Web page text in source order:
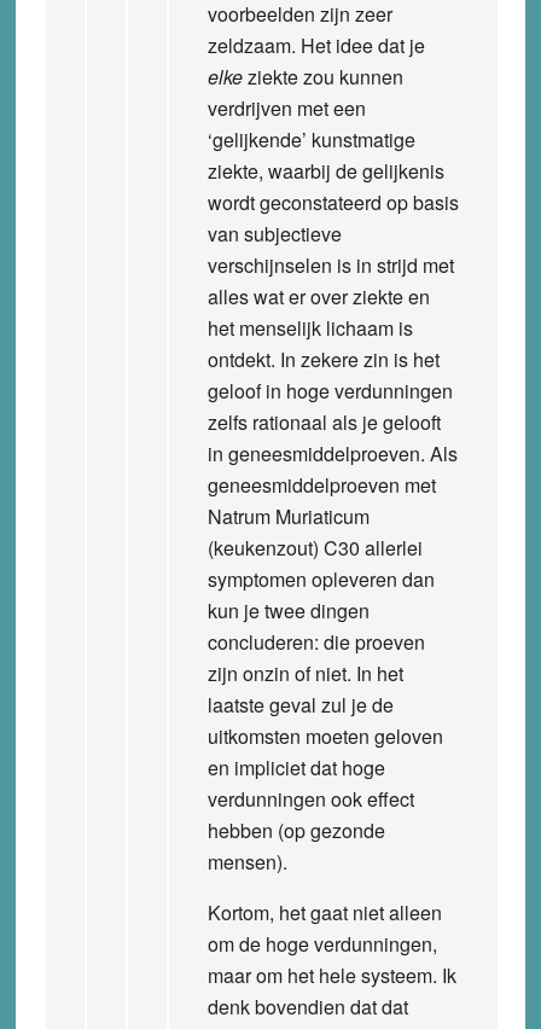
voorbeelden zijn zeer
zeldzaam. Het idee dat je
elkeziekte zou kunnen
verdrijven met een
‘gelijkende’ kunstmatige
ziekte, waarbij de gelijkenis
wordt geconstateerd op basis
van subjectieve
verschijnselen is in strijd met
alles wat er over ziekte en
het menselijk lichaam is
ontdekt. In zekere zin is het
geloof in hoge verdunningen
zelfs rationaal als je gelooft
in geneesmiddelproeven. Als
geneesmiddelproeven met
Natrum Muriaticum
(keukenzout) C30 allerlei
symptomen opleveren dan
kun je twee dingen
concluderen: die proeven
zijn onzin of niet. In het
laatste geval zul je de
uitkomsten moeten geloven
en impliciet dat hoge
verdunningen ook effect
hebben (op gezonde
mensen).
Kortom, het gaat niet alleen
om de hoge verdunningen,
maar om het hele systeem. Ik
denk bovendien dat dat